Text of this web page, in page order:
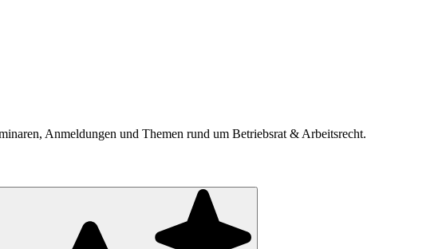
Anmeldungen und Themen rund um Betriebsrat & Arbeitsrecht.